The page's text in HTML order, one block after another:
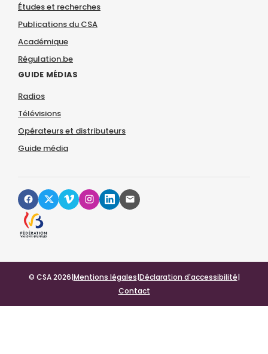
Études et recherches
Publications du CSA
Académique
Régulation.be
GUIDE MÉDIAS
Radios
Télévisions
Opérateurs et distributeurs
Guide média
© CSA 2026|Mentions légales|Déclaration d'accessibilité|
Contact